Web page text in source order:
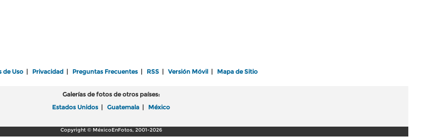
de Uso Privacidad Preguntas Frecuentes RSS Versión Móvil Mapa de Sitio
Galerías de fotos de otros países:
Estados Unidos
Guatemala México
Copyright © MéxicoEnFotos, 2001-2026